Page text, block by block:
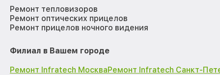
Ремонт тепловизоров
Ремонт оптических прицелов
Ремонт прицелов ночного видения
Филиал в Вашем городе
Ремонт Infratech МоскваРемонт Infratech Санкт-